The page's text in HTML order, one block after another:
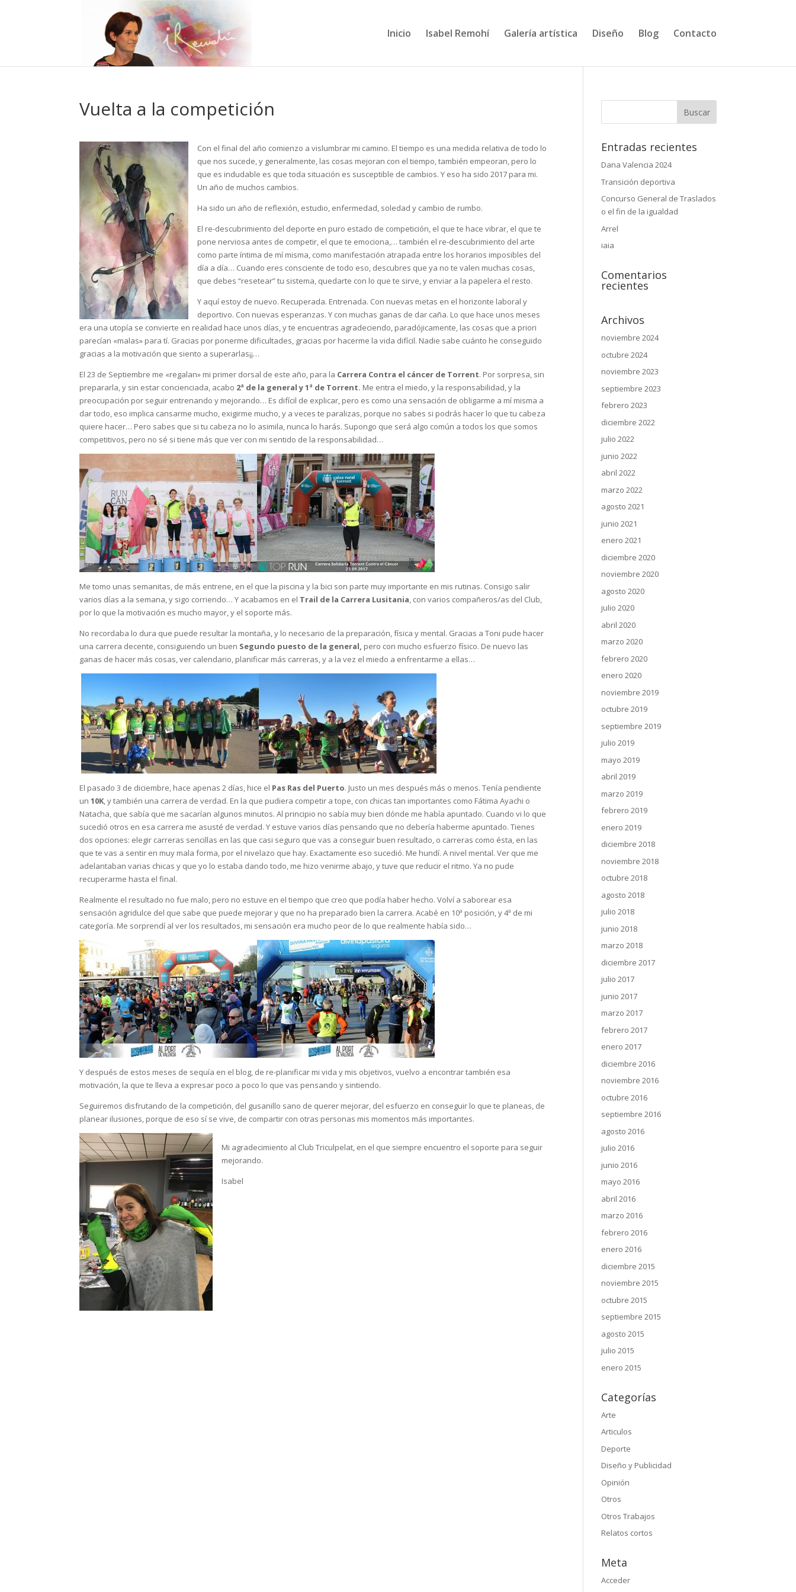
Inicio Isabel Remohí Galería artística Diseño Blog Contacto
Vuelta a la competición
Con el final del año comienzo a vislumbrar mi camino. El tiempo es una medida relativa de todo lo
que nos sucede, y generalmente, las cosas mejoran con el tiempo, también empeoran, pero lo
que es indudable es que toda situación es susceptible de cambios. Y eso ha sido 2017 para mi.
Un año de muchos cambios.
Ha sido un año de reflexión, estudio, enfermedad, soledad y cambio de rumbo.
El re-descubrimiento del deporte en puro estado de competición, el que te hace vibrar, el que te
pone nerviosa antes de competir, el que te emociona,… también el re-descubrimiento del arte
como parte íntima de mí misma, como manifestación atrapada entre los horarios imposibles del
día a día… Cuando eres consciente de todo eso, descubres que ya no te valen muchas cosas,
que debes “resetear” tu sistema, quedarte con lo que te sirve, y enviar a la papelera el resto.
Y aquí estoy de nuevo. Recuperada. Entrenada. Con nuevas metas en el horizonte laboral y
deportivo. Con nuevas esperanzas. Y con muchas ganas de dar caña. Lo que hace unos meses
era una utopía se convierte en realidad hace unos días, y te encuentras agradeciendo, paradójicamente, las cosas que a priori
parecían «malas» para tí. Gracias por ponerme dificultades, gracias por hacerme la vida difícil. Nadie sabe cuánto he conseguido
gracias a la motivación que siento a superarlas¡¡…
El 23 de Septiembre me «regalan» mi primer dorsal de este año, para la Carrera Contra el cáncer de Torrent. Por sorpresa, sin
prepararla, y sin estar concienciada, acabo 2ª de la general y 1ª de Torrent. Me entra el miedo, y la responsabilidad, y la
preocupación por seguir entrenando y mejorando… Es difícil de explicar, pero es como una sensación de obligarme a mí misma a
dar todo, eso implica cansarme mucho, exigirme mucho, y a veces te paralizas, porque no sabes si podrás hacer lo que tu cabeza
quiere hacer… Pero sabes que si tu cabeza no lo asimila, nunca lo harás. Supongo que será algo común a todos los que somos
competitivos, pero no sé si tiene más que ver con mi sentido de la responsabilidad…
Me tomo unas semanitas, de más entrene, en el que la piscina y la bici son parte muy importante en mis rutinas. Consigo salir
varios días a la semana, y sigo corriendo… Y acabamos en el Trail de la Carrera Lusitania, con varios compañeros/as del Club,
por lo que la motivación es mucho mayor, y el soporte más.
No recordaba lo dura que puede resultar la montaña, y lo necesario de la preparación, física y mental. Gracias a Toni pude hacer
una carrera decente, consiguiendo un buen Segundo puesto de la general, pero con mucho esfuerzo físico. De nuevo las
ganas de hacer más cosas, ver calendario, planificar más carreras, y a la vez el miedo a enfrentarme a ellas…
El pasado 3 de diciembre, hace apenas 2 días, hice el Pas Ras del Puerto. Justo un mes después más o menos. Tenía pendiente
un10K, y también una carrera de verdad. En la que pudiera competir a tope, con chicas tan importantes como Fátima Ayachi o
Natacha, que sabía que me sacarían algunos minutos. Al principio no sabía muy bien dónde me había apuntado. Cuando vi lo que
sucedió otros en esa carrera me asusté de verdad. Y estuve varios días pensando que no debería haberme apuntado. Tienes
dos opciones: elegir carreras sencillas en las que casi seguro que vas a conseguir buen resultado, o carreras como ésta, en las
que te vas a sentir en muy mala forma, por el nivelazo que hay. Exactamente eso sucedió. Me hundí. A nivel mental. Ver que me
adelantaban varias chicas y que yo lo estaba dando todo, me hizo venirme abajo, y tuve que reducir el ritmo. Ya no pude
recuperarme hasta el final.
Realmente el resultado no fue malo, pero no estuve en el tiempo que creo que podía haber hecho. Volví a saborear esa
sensación agridulce del que sabe que puede mejorar y que no ha preparado bien la carrera. Acabé en 10ª posición, y 4ª de mi
categoría. Me sorprendí al ver los resultados, mi sensación era mucho peor de lo que realmente había sido…
Y después de estos meses de sequía en el blog, de re-planificar mi vida y mis objetivos, vuelvo a encontrar también esa
motivación, la que te lleva a expresar poco a poco lo que vas pensando y sintiendo.
Seguiremos disfrutando de la competición, del gusanillo sano de querer mejorar, del esfuerzo en conseguir lo que te planeas, de
planear ilusiones, porque de eso sí se vive, de compartir con otras personas mis momentos más importantes.
Mi agradecimiento al Club Triculpelat, en el que siempre encuentro el soporte para seguir
mejorando.
Isabel
Entradas recientes
Dana Valencia 2024
Transición deportiva
Concurso General de Traslados
o el fin de la igualdad
Arrel
iaia
Comentarios
recientes
Archivos
noviembre 2024
octubre 2024
noviembre 2023
septiembre 2023
febrero 2023
diciembre 2022
julio 2022
junio 2022
abril 2022
marzo 2022
agosto 2021
junio 2021
enero 2021
diciembre 2020
noviembre 2020
agosto 2020
julio 2020
abril 2020
marzo 2020
febrero 2020
enero 2020
noviembre 2019
octubre 2019
septiembre 2019
julio 2019
mayo 2019
abril 2019
marzo 2019
febrero 2019
enero 2019
diciembre 2018
noviembre 2018
octubre 2018
agosto 2018
julio 2018
junio 2018
marzo 2018
diciembre 2017
julio 2017
junio 2017
marzo 2017
febrero 2017
enero 2017
diciembre 2016
noviembre 2016
octubre 2016
septiembre 2016
agosto 2016
julio 2016
junio 2016
mayo 2016
abril 2016
marzo 2016
febrero 2016
enero 2016
diciembre 2015
noviembre 2015
octubre 2015
septiembre 2015
agosto 2015
julio 2015
enero 2015
Categorías
Arte
Articulos
Deporte
Diseño y Publicidad
Opinión
Otros
Otros Trabajos
Relatos cortos
Meta
Acceder